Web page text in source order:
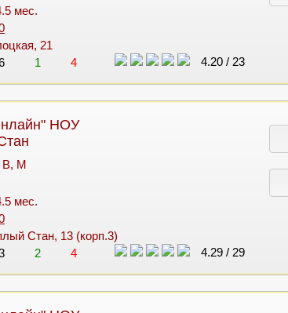
мес.
21
1 4 4.20/ 23
НОУ
B, M
мес.
Стан, 13 (корп.3)
2 4 4.29/ 29